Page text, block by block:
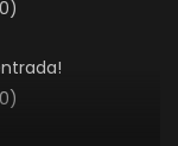
0)
0)